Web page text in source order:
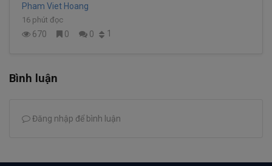
Pham Viet Hoang
16 phút đọc
670 0 0 1
Bình luận
Đăng nhập để bình luận